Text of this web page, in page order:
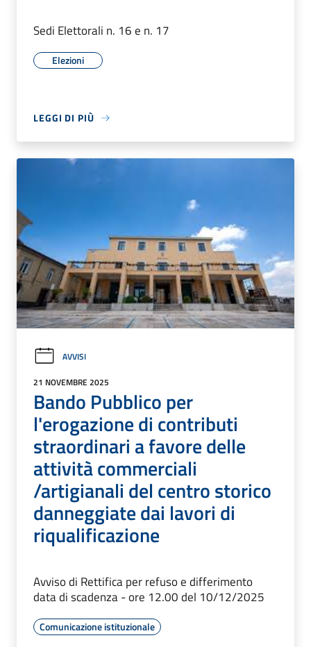
Sedi Elettorali n. 16 e n. 17
Elezioni
LEGGI DI PIÙ
AVVISI
21 NOVEMBRE 2025
Bando Pubblico per
l'erogazione di contributi
straordinari a favore delle
attività commerciali
/artigianali del centro storico
danneggiate dai lavori di
riqualificazione
Avviso di Rettifica per refuso e differimento
data di scadenza - ore 12.00 del 10/12/2025
Comunicazione istituzionale